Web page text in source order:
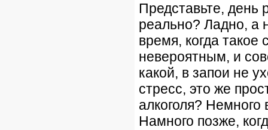
Представьте, день
реально? Ладно, а
время, когда такое
невероятным, и
какой, в запои не
стресс, это же
алкоголя? Немного
Намного позже,